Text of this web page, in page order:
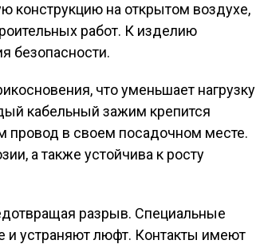
конструкцию на открытом воздухе,
работ. К изделию
безопасности.
что уменьшает нагрузку
кабельный зажим крепится
в своем посадочном месте.
а также устойчива к росту
разрыв. Специальные
и устраняют люфт. Контакты имеют